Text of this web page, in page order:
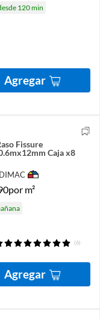
120 min
Agregar
Fissure
Caja x8
por m²
(6)
Agregar